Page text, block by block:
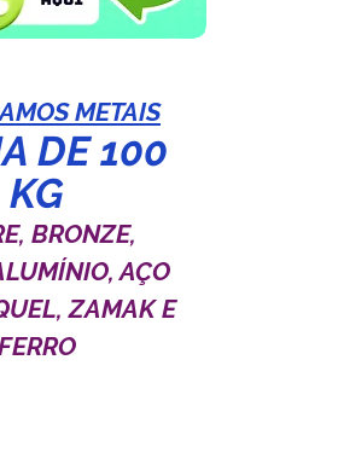
METAIS
DE 100
KG
BRONZE,
AÇO
ZAMAK E